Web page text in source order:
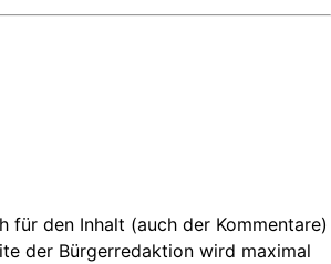
für den Inhalt (auch der Kommentare)
der Bürgerredaktion wird maximal